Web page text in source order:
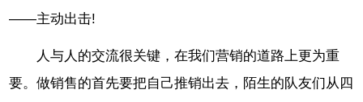
——主动出击!
人与人的交流很关键，在我们营销的道路上更为重
要。做销售的首先要把自己推销出去，陌生的队友们从四